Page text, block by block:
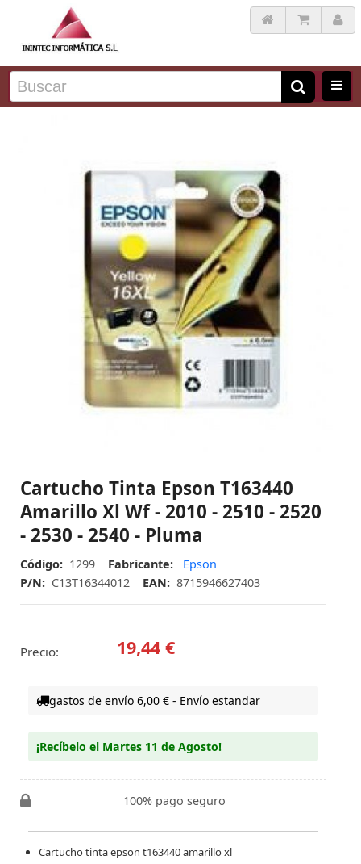
Cartucho Tinta Epson T163440
Amarillo Xl Wf - 2010 - 2510 - 2520
- 2530 - 2540 - Pluma
Código: 1299 Fabricante:
Epson
P/N: C13T16344012 EAN: 8715946627403
Precio: 19,44 €
gastos de envío 6,00 € - Envío estandar
¡Recíbelo el Martes 11 de Agosto!
100% pago seguro
Cartucho tinta epson t163440 amarillo xl